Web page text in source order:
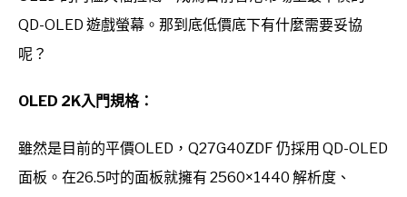
QD-OLED 遊戲螢幕。那到底低價底下有什麼需要妥協
呢？
OLED 2K入門規格：
雖然是目前的平價OLED，Q27G40ZDF 仍採用 QD-OLED
面板。在26.5吋的面板就擁有 2560×1440 解析度、